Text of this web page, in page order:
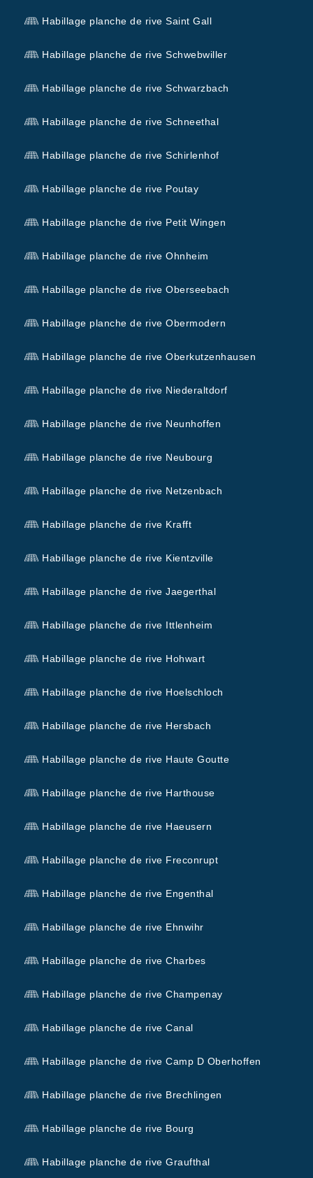
Habillage planche de rive Saint Gall
Habillage planche de rive Schwebwiller
Habillage planche de rive Schwarzbach
Habillage planche de rive Schneethal
Habillage planche de rive Schirlenhof
Habillage planche de rive Poutay
Habillage planche de rive Petit Wingen
Habillage planche de rive Ohnheim
Habillage planche de rive Oberseebach
Habillage planche de rive Obermodern
Habillage planche de rive Oberkutzenhausen
Habillage planche de rive Niederaltdorf
Habillage planche de rive Neunhoffen
Habillage planche de rive Neubourg
Habillage planche de rive Netzenbach
Habillage planche de rive Krafft
Habillage planche de rive Kientzville
Habillage planche de rive Jaegerthal
Habillage planche de rive Ittlenheim
Habillage planche de rive Hohwart
Habillage planche de rive Hoelschloch
Habillage planche de rive Hersbach
Habillage planche de rive Haute Goutte
Habillage planche de rive Harthouse
Habillage planche de rive Haeusern
Habillage planche de rive Freconrupt
Habillage planche de rive Engenthal
Habillage planche de rive Ehnwihr
Habillage planche de rive Charbes
Habillage planche de rive Champenay
Habillage planche de rive Canal
Habillage planche de rive Camp D Oberhoffen
Habillage planche de rive Brechlingen
Habillage planche de rive Bourg
Habillage planche de rive Graufthal